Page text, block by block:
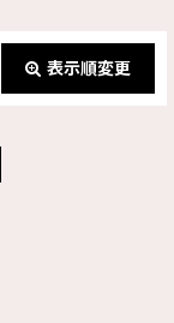
表示順変更